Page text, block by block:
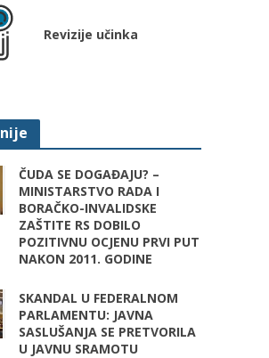
Revizije učinka
ČUDA SE DOGAĐAJU? –
MINISTARSTVO RADA I
BORAČKO-INVALIDSKE
ZAŠTITE RS DOBILO
POZITIVNU OCJENU PRVI PUT
NAKON 2011. GODINE
SKANDAL U FEDERALNOM
PARLAMENTU: JAVNA
SASLUŠANJA SE PRETVORILA
U JAVNU SRAMOTU